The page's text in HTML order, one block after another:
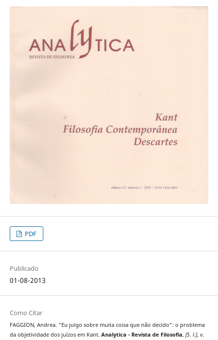
PDF
Publicado
01-08-2013
Como Citar
FAGGION, Andrea. “Eu julgo sobre muita coisa que não decido”: o problema
da objetividade dos juízos em Kant. Analytica - Revista de Filosofia, [S. l.], v.